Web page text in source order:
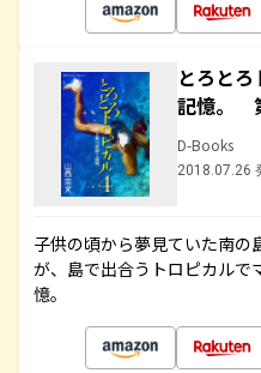
とろと
記憶。
D-Books
2018.07.26
子供の頃から夢見ていた南
が、島で出合うトロピカルで
憶。